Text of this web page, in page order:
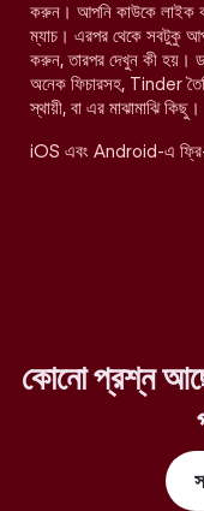
করুন। আপনি কাউকে লাইক
ম্যাচ। এরপর থেকে সবটুকু
করুন, তারপর দেখুন কী হয়।
অনেক ফিচারসহ, Tinder
স্থায়ী, বা এর মাঝামাঝি কিছু।
iOS এবং Android-এ
কোনো প্রশ্ন